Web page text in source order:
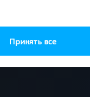
Принять все